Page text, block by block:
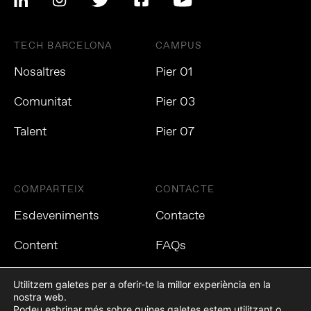
TECH BARCELONA
Nosaltres
Comunitat
Talent
CAMPUS
Pier 01
Pier 03
Pier 07
COMPARTEIX
Esdeveniments
Content
CONTACTE
Contacte
FAQs
Utilitzem galetes per a oferir-te la millor experiència en la
nostra web.